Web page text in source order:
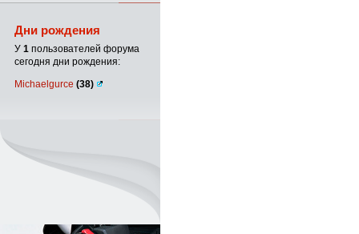
Дни рождения
У 1 пользователей форума
сегодня дни рождения:
Michaelgurce (38)